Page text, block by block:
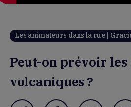
Les animateurs dans la rue |
Peut-on prévoir
volcaniques ?